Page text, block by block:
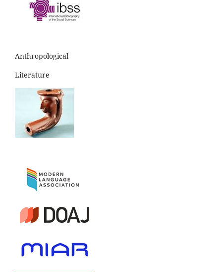
Anthropological
Literature